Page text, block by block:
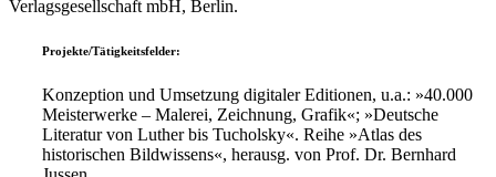
Verlagsgesellschaft mbH, Berlin.
Projekte/Tätigkeitsfelder:
Konzeption und Umsetzung digitaler Editionen, u.a.: »40.000
Meisterwerke – Malerei, Zeichnung, Grafik«; »Deutsche
Literatur von Luther bis Tucholsky«. Reihe »Atlas des
historischen Bildwissens«, herausg. von Prof. Dr. Bernhard